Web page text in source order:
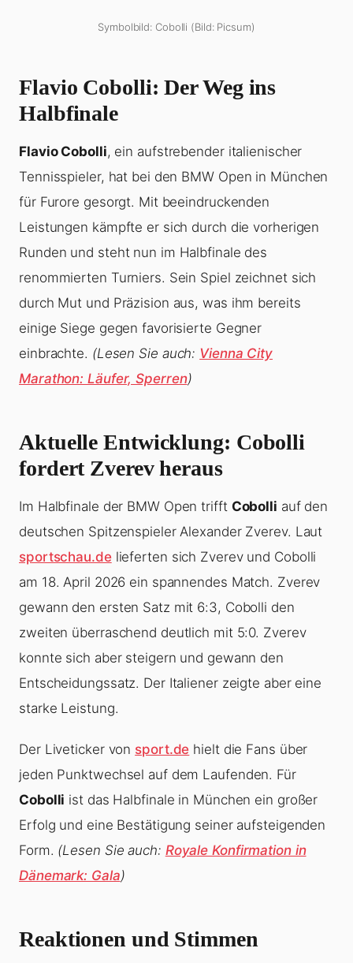
Symbolbild: Cobolli (Bild: Picsum)
Flavio Cobolli: Der Weg ins
Halbfinale
Flavio Cobolli, ein aufstrebender italienischer
Tennisspieler, hat bei den BMW Open in München
für Furore gesorgt. Mit beeindruckenden
Leistungen kämpfte er sich durch die vorherigen
Runden und steht nun im Halbfinale des
renommierten Turniers. Sein Spiel zeichnet sich
durch Mut und Präzision aus, was ihm bereits
einige Siege gegen favorisierte Gegner
einbrachte. (Lesen Sie auch: Vienna City
Marathon: Läufer, Sperren)
Aktuelle Entwicklung: Cobolli
fordert Zverev heraus
Im Halbfinale der BMW Open trifft Cobolli auf den
deutschen Spitzenspieler Alexander Zverev. Laut
sportschau.delieferten sich Zverev und Cobolli
am 18. April 2026 ein spannendes Match. Zverev
gewann den ersten Satz mit 6:3, Cobolli den
zweiten überraschend deutlich mit 5:0. Zverev
konnte sich aber steigern und gewann den
Entscheidungssatz. Der Italiener zeigte aber eine
starke Leistung.
Der Liveticker von sport.de hielt die Fans über
jeden Punktwechsel auf dem Laufenden. Für
Cobolli ist das Halbfinale in München ein großer
Erfolg und eine Bestätigung seiner aufsteigenden
Form. (Lesen Sie auch: Royale Konfirmation in
Dänemark: Gala)
Reaktionen und Stimmen